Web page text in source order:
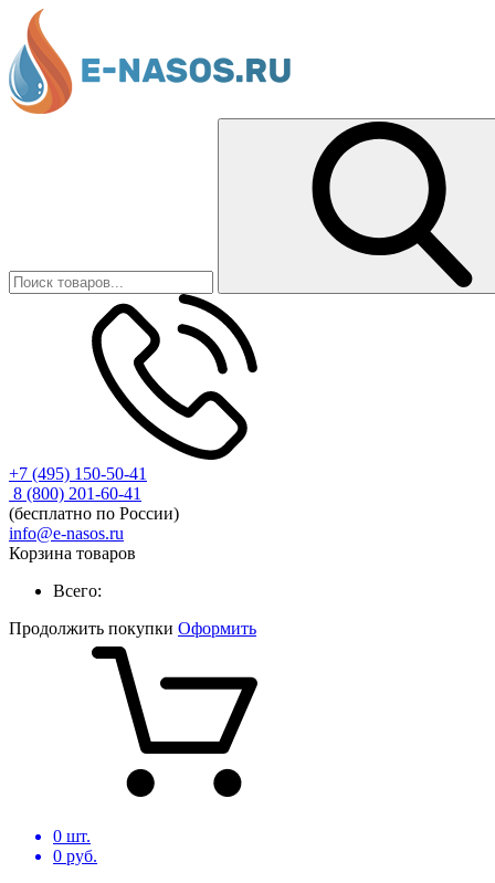
+7 (495) 150-50-41
8 (800) 201-60-41
(бесплатно по России)
info@e-nasos.ru
Корзина товаров
Всего:
Продолжить покупки Оформить
0 шт.
0 руб.